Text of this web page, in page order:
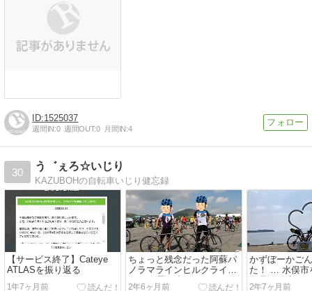
1525037
週間IN:0 週間OUT:0 月間IN:4
30
う゛ぇろ☆いじり
KAZUBOHの自転車いじり健忘録
【サービス終了】Cateye
ATLASを振り返る
1年7ヶ月前
ちょっと残念だった阿蘇パ
ノラマラインヒルクライム
2023の思い出
2年6ヶ月前
かずぼーかご
た！ … 水俣市
島県まで走っ
2年7ヶ月前